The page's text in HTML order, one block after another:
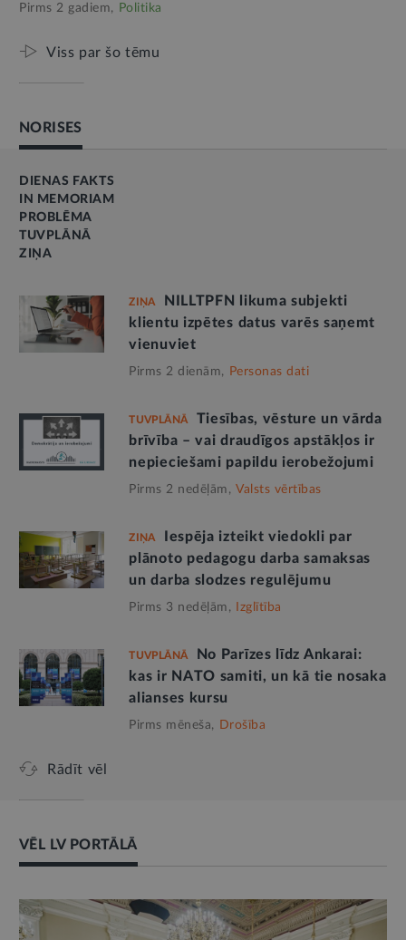
Pirms 2 gadiem, Politika
Viss par šo tēmu
NORISES
DIENAS FAKTS
IN MEMORIAM
PROBLĒMA
TUVPLĀNĀ
ZIŅA
ZIŅA
NILLTPFN likuma subjekti
klientu izpētes datus varēs saņemt
vienuviet
Pirms 2 dienām, Personas dati
TUVPLĀNĀ
Tiesības, vēsture un vārda
brīvība – vai draudīgos apstākļos ir
nepieciešami papildu ierobežojumi
Pirms 2 nedēļām, Valsts vērtības
ZIŅA
Iespēja izteikt viedokli par
plānoto pedagogu darba samaksas
un darba slodzes regulējumu
Pirms 3 nedēļām, Izglītība
TUVPLĀNĀ
No Parīzes līdz Ankarai:
kas ir NATO samiti, un kā tie nosaka
alianses kursu
Pirms mēneša, Drošība
Rādīt vēl
VĒL LV PORTĀLĀ